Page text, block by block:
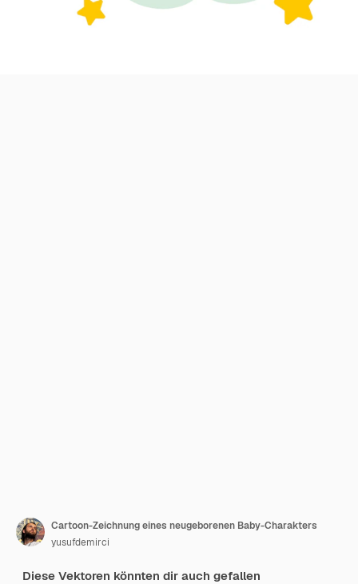
Cartoon-Zeichnung eines neugeborenen Baby-Charakters
yusufdemirci
Diese Vektoren könnten dir auch gefallen